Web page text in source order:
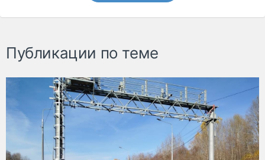
Публикации по теме